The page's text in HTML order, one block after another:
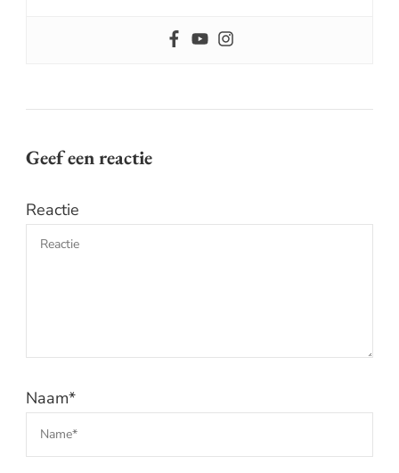
Geef een reactie
Reactie
Naam*